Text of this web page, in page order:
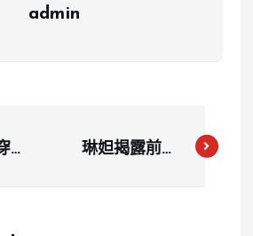
admin
搭
琳妲揭露前男